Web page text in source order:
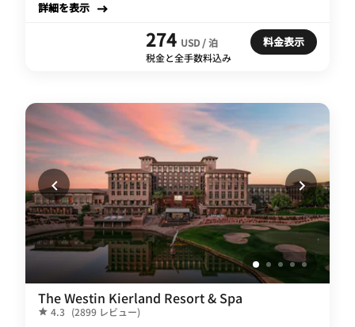
詳細を表示
274 USD / 泊
税金と全手数料込み
料金表示
The Westin Kierland Resort & Spa
4.3 (2899 レビュー)